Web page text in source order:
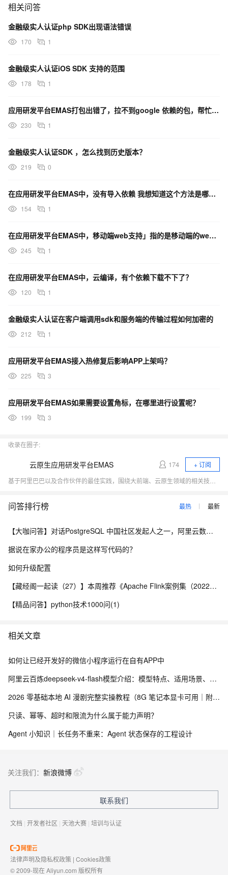
相关问答
金融级实人认证php SDK出现语法错误
170 1
金融级实人认证iOS SDK 支持的范围
178 1
应用研发平台EMAS打包出错了，拉不到google 依赖的包，帮忙看一下？
230 1
金融级实人认证SDK ，怎么找到历史版本？
219 0
在应用研发平台EMAS中，没有导入依赖 我想知道这个方法是哪个依赖？
154 1
在应用研发平台EMAS中，移动端web支持」指的是移动端的webview哈？还是依赖容器集成sdk？
245 1
在应用研发平台EMAS中，云编译，有个依赖下载不下了？
120 1
金融级实人认证在客户端调用sdk和服务端的传输过程如何加密的
212 1
应用研发平台EMAS接入热修复后影响APP上架吗？
225 3
应用研发平台EMAS如果需要设置角标，在哪里进行设置呢？
199 3
收录在圈子:
云原生应用研发平台EMAS 174
+ 订阅
问答排行榜 最热 最新
【大咖问答】对话PostgreSQL 中国社区发起人之一，阿里云数据库高级专家 德哥
据说在家办公的程序员是这样写代码的？
如何升级配置
【藏经阁一起读（27）】本周推荐《Apache Flink案例集（2022版）》，你有哪些心得？
【精品问答】python技术1000问(1)
相关文章
如何让已经开发好的微信小程序运行在自有APP中
阿里云百炼deepseek-v4-flash模型介绍：模型特点、适用场景、最新优惠及部署流程参考
2026 零基础本地 AI 漫剧完整实操教程（8G 笔记本显卡可用｜附可直接复制命令与代码）
只读、幂等、超时和限流为什么属于能力声明？
Agent 小知识｜长任务不重来：Agent 状态保存的工程设计
关注我们： 新浪微博
联系我们
文档 | 开发者社区 | 天池大赛 | 培训与认证
法律声明及隐私权政策 | Cookies政策
© 2009-现在 Aliyun.com 版权所有